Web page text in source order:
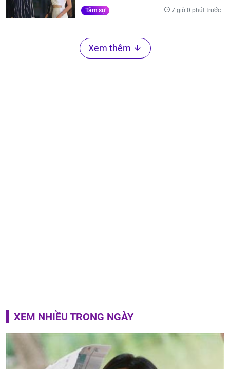
Tâm sự 7 giờ 0 phút trước
Xem thêm
XEM NHIỀU TRONG NGÀY